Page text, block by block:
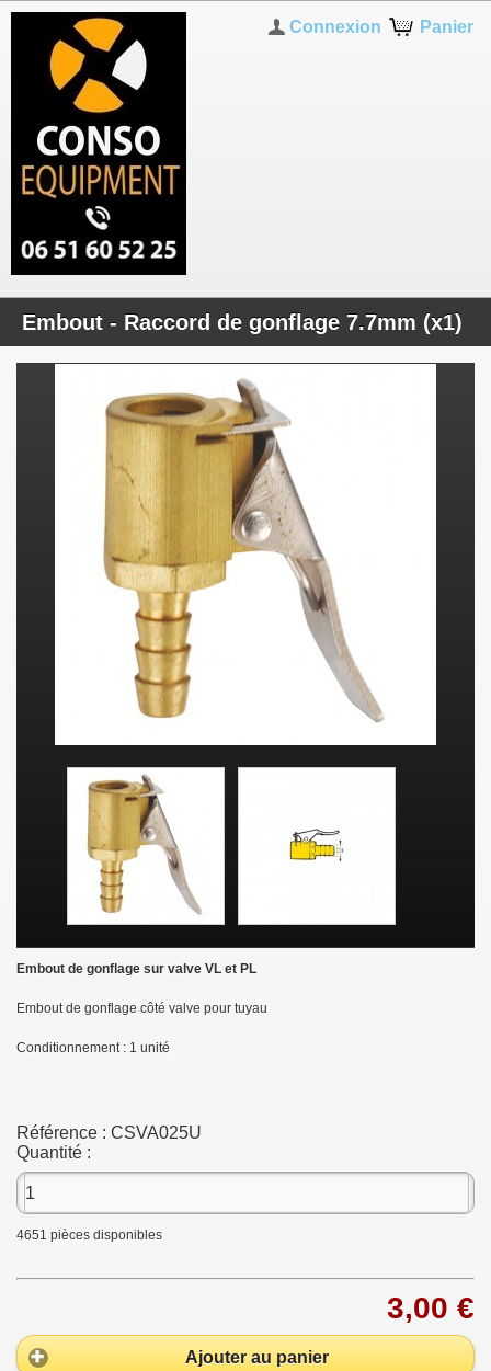
Panier
Connexion
Embout - Raccord de gonflage 7.7mm (x1)
Embout de gonflage sur valve VL et PL
Embout de gonflage côté valve pour tuyau
Conditionnement : 1 unité
Référence : CSVA025U
Quantité :
4651 pièces disponibles
3,00 €
Ajouter au panier